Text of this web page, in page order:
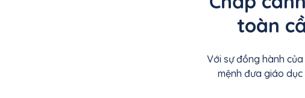
toàn
Với sự đồng hành
mệnh đưa giáo dục